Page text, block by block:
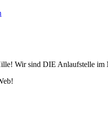
Wir sind DIE Anlaufstelle im